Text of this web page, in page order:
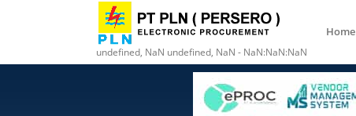
undefined, NaN undefined, NaN - NaN:NaN:NaN
Home